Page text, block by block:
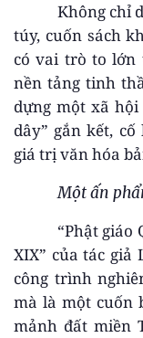
Không chỉ
túy, cuốn sách
có vai trò to lớn
nền tảng tinh
dựng một xã
dây” gắn kết,
giá trị văn hóa
Một ấn
“Phật giáo
XIX” của tác giả
công trình
mà là một cuốn
mảnh đất miền